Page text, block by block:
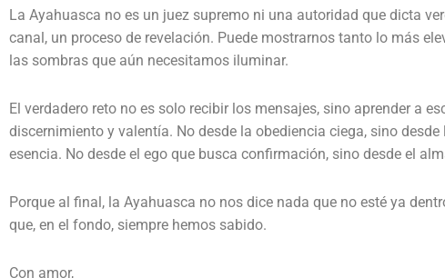
La Ayahuasca no es un juez supremo ni una autoridad que dicta
canal, un proceso de revelación. Puede mostrarnos tanto lo más
las sombras que aún necesitamos iluminar.
El verdadero reto no es solo recibir los mensajes, sino aprender a
discernimiento y valentía. No desde la obediencia ciega, sino
esencia. No desde el ego que busca confirmación, sino desde el
Porque al final, la Ayahuasca no nos dice nada que no esté ya
que, en el fondo, siempre hemos sabido.
Con amor,